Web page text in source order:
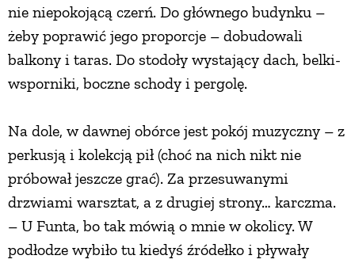
nie niepokojącą czerń. Do głównego budynku –
żeby poprawić jego proporcje – dobudowali
balkony i taras. Do stodoły wystający dach, belki-
wsporniki, boczne schody i pergolę.
Na dole, w dawnej obórce jest pokój muzyczny – z
perkusją i kolekcją pił (choć na nich nikt nie
próbował jeszcze grać). Za przesuwanymi
drzwiami warsztat, a z drugiej strony… karczma.
– U Funta, bo tak mówią o mnie w okolicy. W
podłodze wybiło tu kiedyś źródełko i pływały